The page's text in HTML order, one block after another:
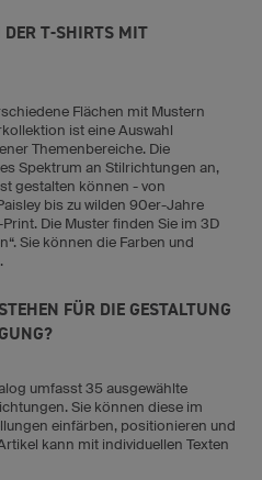
DER T-SHIRTS MIT
Flächen mit Mustern
ist eine Auswahl
Themenbereiche. Die
Spektrum an Stilrichtungen an,
gestalten können - von
bis zu wilden 90er-Jahre
Die Muster finden Sie im 3D
Sie können die Farben und
FÜR DIE GESTALTUNG
umfasst 35 ausgewählte
Sie können diese im
einfärben, positionieren und
kann mit individuellen Texten